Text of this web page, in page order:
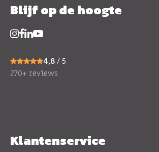
Blijf op de hoogte
4,8 / 5
270+ reviews
Klantenservice